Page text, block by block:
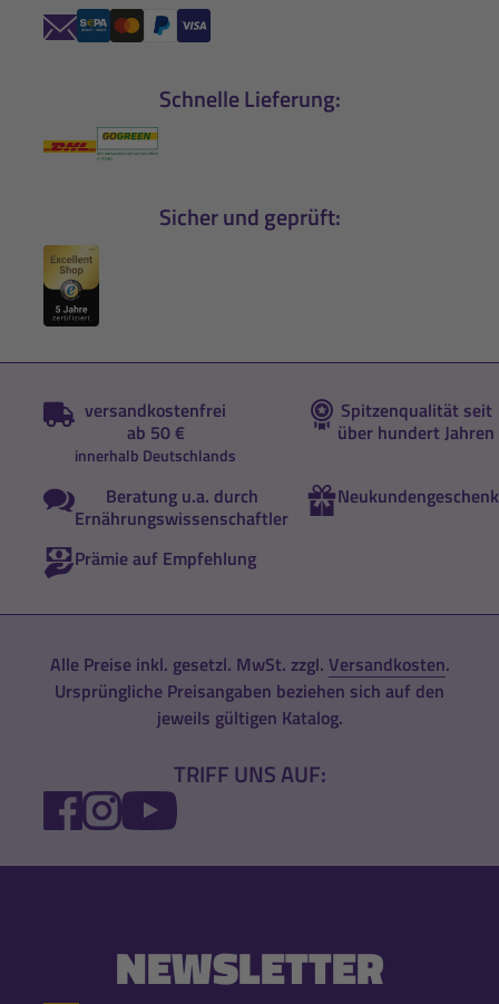
Schnelle Lieferung:
Sicher und geprüft:
versandkostenfrei
ab 50 €
innerhalb Deutschlands
Spitzenqualität seit
über hundert Jahren
Beratung u.a. durch
Ernährungswissenschaftler
Neukundengeschenk
Prämie auf Empfehlung
Alle Preise inkl. gesetzl. MwSt. zzgl. Versandkosten.
Ursprüngliche Preisangaben beziehen sich auf den
jeweils gültigen Katalog.
TRIFF UNS AUF:
FACEBOOK
INSTAGRAM
YOUTUBE
NEWSLETTER